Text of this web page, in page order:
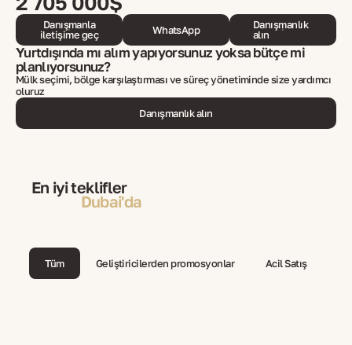
Danışmanla
iletişime geç
WhatsApp
Danışmanlık
alın
Yurtdışında mı alım yapıyorsunuz yoksa bütçe mi
planlıyorsunuz?
Mülk seçimi, bölge karşılaştırması ve süreç yönetiminde size yardımcı
oluruz
Danışmanlık alın
En iyi teklifler
Dubai'da
Tüm Geliştiricilerden promosyonlar Acil Satış